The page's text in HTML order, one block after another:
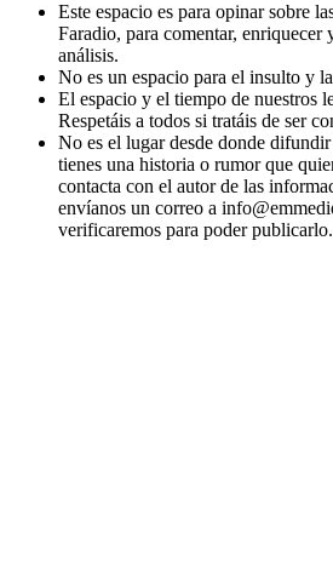
Este espacio es para opinar sobre
Faradio, para comentar, enriquecer
análisis.
No es un espacio para el insulto y
El espacio y el tiempo de nuestros
Respetáis a todos si tratáis de ser
No es el lugar desde donde
tienes una historia o rumor que
contacta con el autor de las
envíanos un correo a
verificaremos para poder publicarlo.